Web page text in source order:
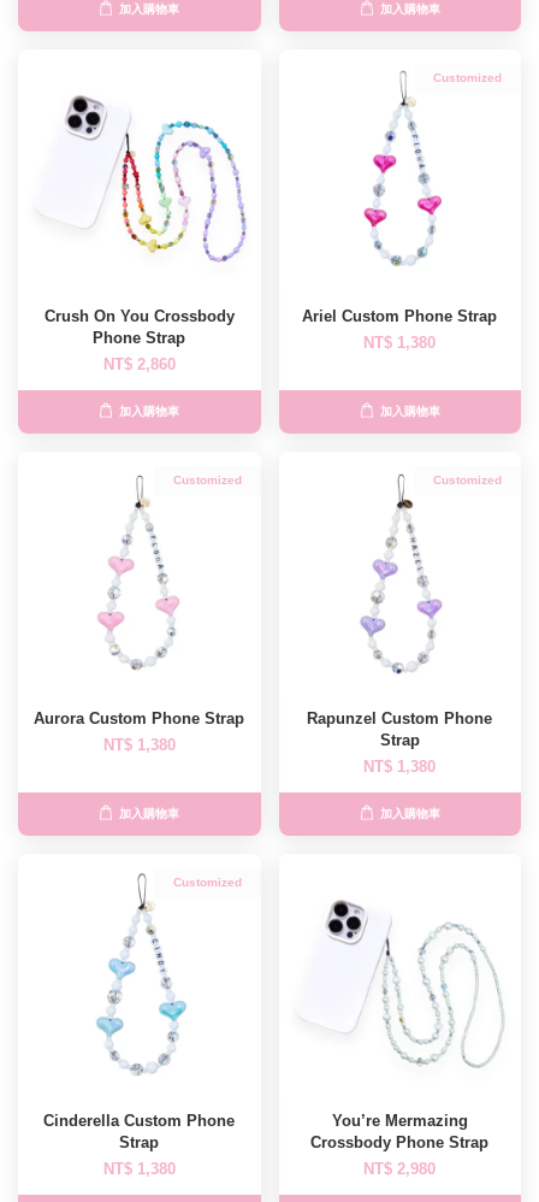
加入購物車 加入購物車
Crush On You Crossbody
Phone Strap
NT$ 2,860
加入購物車
Customized
Ariel Custom Phone Strap
NT$ 1,380
加入購物車
Customized
Aurora Custom Phone Strap
NT$ 1,380
加入購物車
Customized
Rapunzel Custom Phone
Strap
NT$ 1,380
加入購物車
Customized
Cinderella Custom Phone
Strap
NT$ 1,380
You’re Mermazing
Crossbody Phone Strap
NT$ 2,980